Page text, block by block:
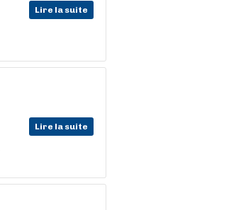
Lire la suite
Lire la suite